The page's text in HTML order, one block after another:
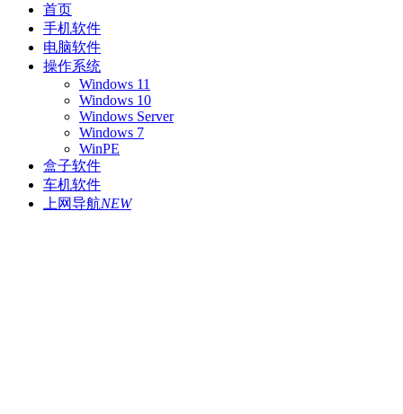
首页
手机软件
电脑软件
操作系统
Windows 11
Windows 10
Windows Server
Windows 7
WinPE
盒子软件
车机软件
上网导航NEW